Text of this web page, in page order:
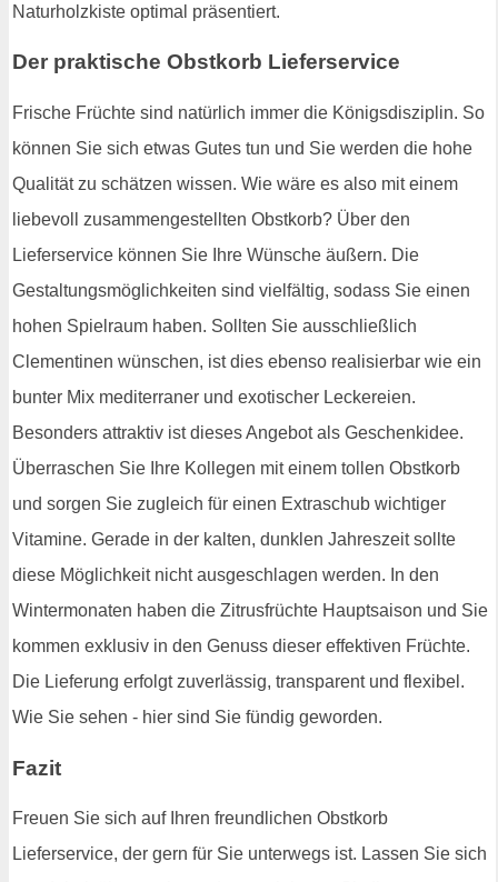
Naturholzkiste optimal präsentiert.
Der praktische Obstkorb Lieferservice
Frische Früchte sind natürlich immer die Königsdisziplin. So
können Sie sich etwas Gutes tun und Sie werden die hohe
Qualität zu schätzen wissen. Wie wäre es also mit einem
liebevoll zusammengestellten Obstkorb? Über den
Lieferservice können Sie Ihre Wünsche äußern. Die
Gestaltungsmöglichkeiten sind vielfältig, sodass Sie einen
hohen Spielraum haben. Sollten Sie ausschließlich
Clementinen wünschen, ist dies ebenso realisierbar wie ein
bunter Mix mediterraner und exotischer Leckereien.
Besonders attraktiv ist dieses Angebot als Geschenkidee.
Überraschen Sie Ihre Kollegen mit einem tollen Obstkorb
und sorgen Sie zugleich für einen Extraschub wichtiger
Vitamine. Gerade in der kalten, dunklen Jahreszeit sollte
diese Möglichkeit nicht ausgeschlagen werden. In den
Wintermonaten haben die Zitrusfrüchte Hauptsaison und Sie
kommen exklusiv in den Genuss dieser effektiven Früchte.
Die Lieferung erfolgt zuverlässig, transparent und flexibel.
Wie Sie sehen - hier sind Sie fündig geworden.
Fazit
Freuen Sie sich auf Ihren freundlichen Obstkorb
Lieferservice, der gern für Sie unterwegs ist. Lassen Sie sich